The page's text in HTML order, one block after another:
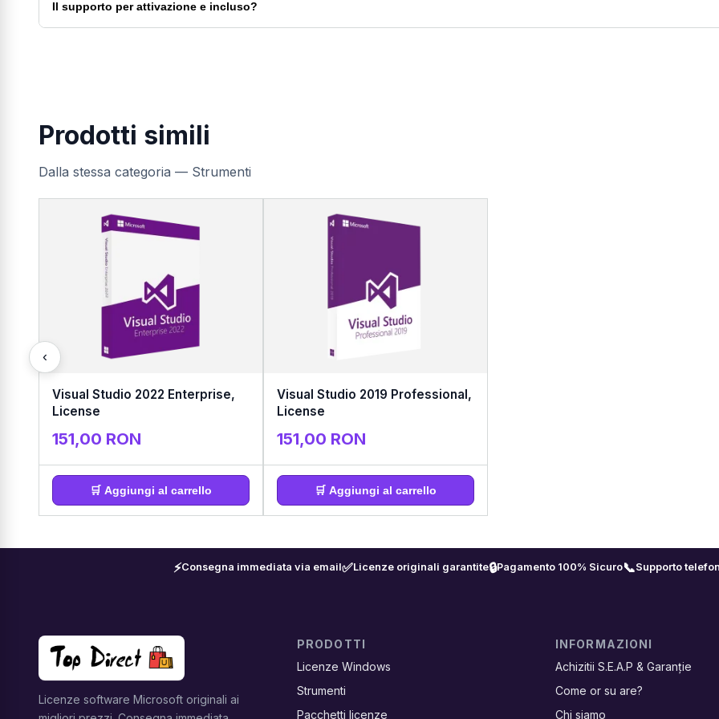
Il supporto per attivazione e incluso?
Prodotti simili
Dalla stessa categoria — Strumenti
‹
Visual Studio 2022 Enterprise,
License
151,00 RON
🛒 Aggiungi al carrello
Visual Studio 2019 Professional,
License
151,00 RON
🛒 Aggiungi al carrello
⚡Consegna immediata via email✅Licenze originali garantite🔒Pagamento 100% Sicuro📞Supporto
Licenze software Microsoft originali ai
PRODOTTI
Licenze Windows
Strumenti
Pacchetti licenze
INFORMAZIONI
Achizitii S.E.A.P & Garanție
Come or su are?
Chi siamo